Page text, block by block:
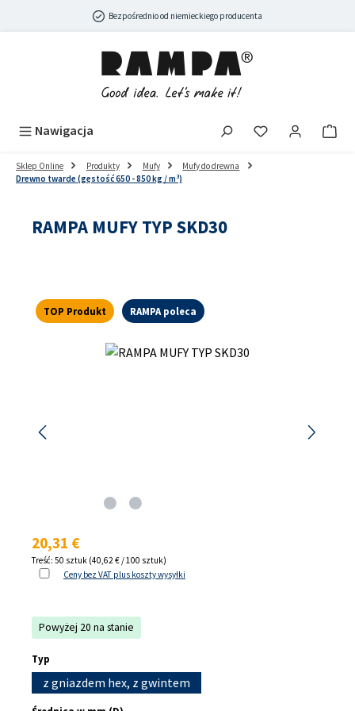
Przejdź do głównej zawartościBezpośrednio od niemieckiego producenta
Nawigacja
Sklep Online Produkty Mufy
Mufy do drewna
Drewno twarde (gęstość 650 - 850 kg / m³)
RAMPA MUFY TYP SKD30
TOP Produkt RAMPA poleca
Pomiń galerię zdjęć
Cena regularna:
20,31 €
Treść: 50 sztuk (40,62 € / 100 sztuk)
Ceny bez VAT plus koszty wysyłki
Powyżej 20 na stanie
Wybierz
Typ
z gniazdem hex, z gwintem